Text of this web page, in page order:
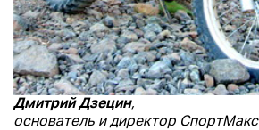
Дмитрий Дзецин,
основатель и директор СпортМакс